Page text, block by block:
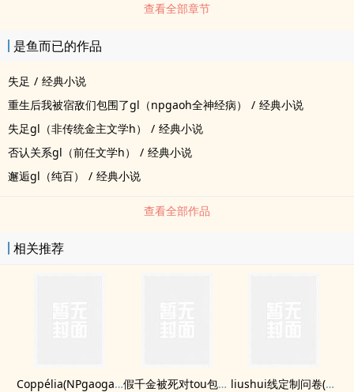
查看全部章节
是鱼而已的作品
失足 / 经典小说
重生后我被宿敌们包围了gl（npgaoh全神经病）
/ 经典小说
失足gl（非传统金主文学h）
/ 经典小说
否认关系gl（前任文学h）
/ 经典小说
邂逅gl（纯百）
/ 经典小说
查看全部作品
相关推荐
Coppélia(NPgaogan骨科） 假千金被死对tou包养了（1v1甜文） liushui线定制问卷(骨科1V1较清shui）